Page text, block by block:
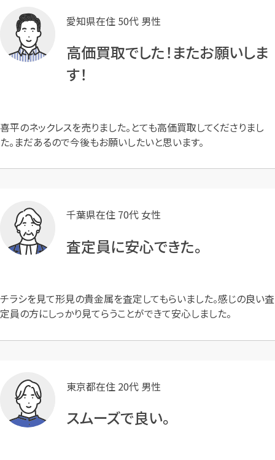
愛知県在住 50代 男性
高価買取でした！またお願いしま
す！
喜平のネックレスを売りました。とても高価買取してくださりまし
た。まだあるので今後もお願いしたいと思います。
千葉県在住 70代 女性
査定員に安心できた。
チラシを見て形見の貴金属を査定してもらいました。感じの良い査
定員の方にしっかり見てらうことができて安心しました。
東京都在住 20代 男性
スムーズで良い。